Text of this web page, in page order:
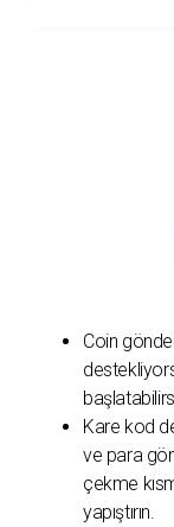
Coin
Kare kod
ve para
çekme
yapıştırın.